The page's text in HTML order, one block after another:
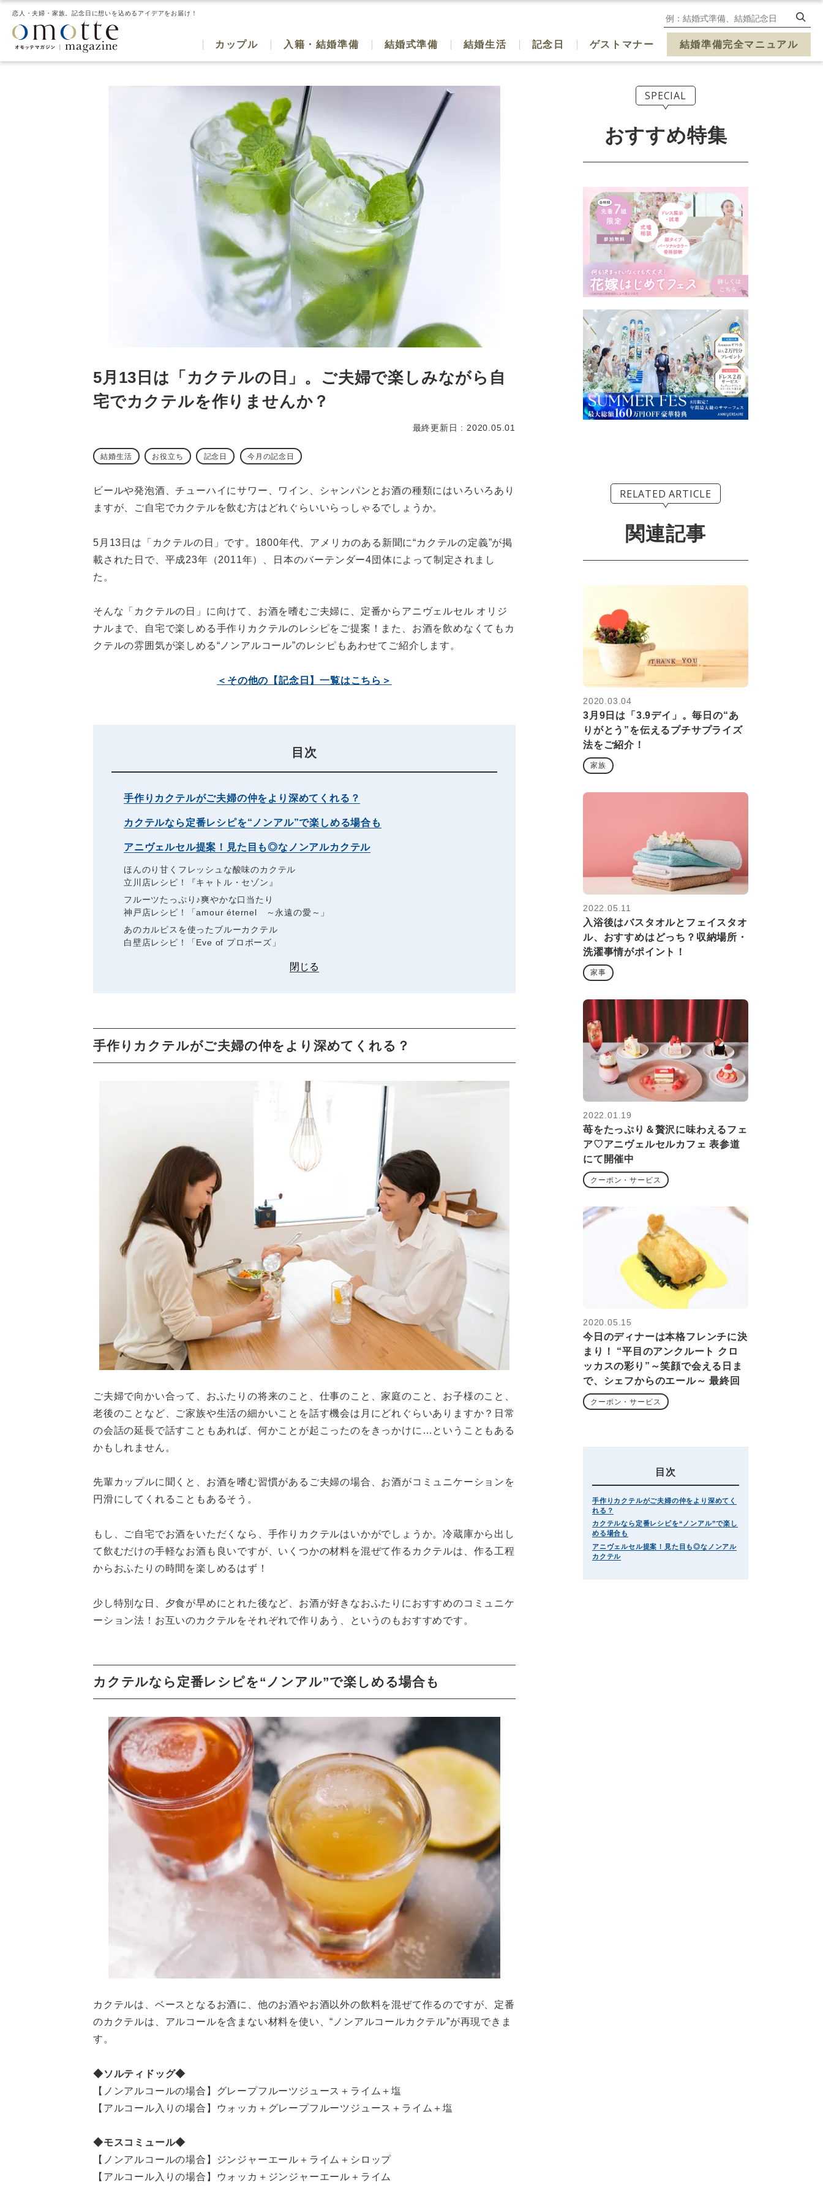
恋人・夫婦・家族。記念日に想いを込めるアイデアをお届け！
カップル 入籍・結婚準備 結婚式準備 結婚生活 記念日 ゲストマナー 結婚準備完全マニュアル
5月13日は「カクテルの日」。ご夫婦で楽しみながら自
宅でカクテルを作りませんか？
最終更新日 : 2020.05.01
結婚生活 お役立ち 記念日 今月の記念日
ビールや発泡酒、チューハイにサワー、ワイン、シャンパンとお酒の種類にはいろいろあり
ますが、ご自宅でカクテルを飲む方はどれぐらいいらっしゃるでしょうか。
5月13日は「カクテルの日」です。1800年代、アメリカのある新聞に“カクテルの定義”が掲
載された日で、平成23年（2011年）、日本のバーテンダー4団体によって制定されまし
た。
そんな「カクテルの日」に向けて、お酒を嗜むご夫婦に、定番からアニヴェルセル オリジ
ナルまで、自宅で楽しめる手作りカクテルのレシピをご提案！また、お酒を飲めなくてもカ
クテルの雰囲気が楽しめる“ノンアルコール”のレシピもあわせてご紹介します。
＜その他の【記念日】一覧はこちら＞
目次
手作りカクテルがご夫婦の仲をより深めてくれる？
カクテルなら定番レシピを“ノンアル”で楽しめる場合も
アニヴェルセル提案！見た目も◎なノンアルカクテル
ほんのり甘くフレッシュな酸味のカクテル
立川店レシピ！『キャトル・セゾン』
フルーツたっぷり♪爽やかな口当たり
神戸店レシピ！「amour éternel ～永遠の愛～」
あのカルピスを使ったブルーカクテル
白壁店レシピ！「Eve of プロポーズ」
閉じる
手作りカクテルがご夫婦の仲をより深めてくれる？
ご夫婦で向かい合って、おふたりの将来のこと、仕事のこと、家庭のこと、お子様のこと、
老後のことなど、ご家族や生活の細かいことを話す機会は月にどれぐらいありますか？日常
の会話の延長で話すこともあれば、何かことが起こったのをきっかけに…ということもある
かもしれません。
先輩カップルに聞くと、お酒を嗜む習慣があるご夫婦の場合、お酒がコミュニケーションを
円滑にしてくれることもあるそう。
もし、ご自宅でお酒をいただくなら、手作りカクテルはいかがでしょうか。冷蔵庫から出し
て飲むだけの手軽なお酒も良いですが、いくつかの材料を混ぜて作るカクテルは、作る工程
からおふたりの時間を楽しめるはず！
少し特別な日、夕食が早めにとれた後など、お酒が好きなおふたりにおすすめのコミュニケ
ーション法！お互いのカクテルをそれぞれで作りあう、というのもおすすめです。
カクテルなら定番レシピを“ノンアル”で楽しめる場合も
カクテルは、ベースとなるお酒に、他のお酒やお酒以外の飲料を混ぜて作るのですが、定番
のカクテルは、アルコールを含まない材料を使い、“ノンアルコールカクテル”が再現できま
す。
◆ソルティドッグ◆
【ノンアルコールの場合】グレープフルーツジュース＋ライム＋塩
【アルコール入りの場合】ウォッカ＋グレープフルーツジュース＋ライム＋塩
◆モスコミュール◆
【ノンアルコールの場合】ジンジャーエール＋ライム＋シロップ
【アルコール入りの場合】ウォッカ＋ジンジャーエール＋ライム
SPECIAL
おすすめ特集
RELATED ARTICLE
関連記事
2020.03.04
3月9日は「3.9デイ」。毎日の“あ
りがとう”を伝えるプチサプライズ
法をご紹介！
家族
2022.05.11
入浴後はバスタオルとフェイスタオ
ル、おすすめはどっち？収納場所・
洗濯事情がポイント！
家事
2022.01.19
苺をたっぷり＆贅沢に味わえるフェ
ア♡アニヴェルセルカフェ 表参道
にて開催中
クーポン・サービス
2020.05.15
今日のディナーは本格フレンチに決
まり！ “平目のアンクルート クロ
ッカスの彩り”～笑顔で会える日ま
で、シェフからのエール～ 最終回
クーポン・サービス
目次
手作りカクテルがご夫婦の仲をより深めてく
れる？
カクテルなら定番レシピを“ノンアル”で楽し
める場合も
アニヴェルセル提案！見た目も◎なノンアル
カクテル